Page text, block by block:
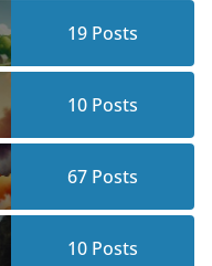
19Posts
10Posts
67Posts
10Posts